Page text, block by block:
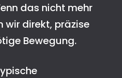
das nicht mehr
wir direkt, präzise
Bewegung.